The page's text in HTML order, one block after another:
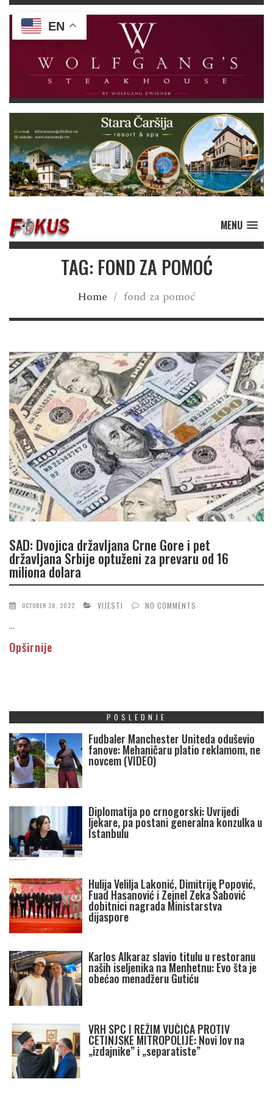
MENU
TAG: FOND ZA POMOĆ
Home / fond za pomoć
SAD: Dvojica državljana Crne Gore i pet
državljana Srbije optuženi za prevaru od 16
miliona dolara
OCTOBER 28, 2022 VIJESTI NO COMMENTS
...
Opširnije
POSLEDNJE
Fudbaler Manchester Uniteda oduševio
fanove: Mehaničaru platio reklamom, ne
novcem (VIDEO)
Diplomatija po crnogorski: Uvrijedi
ljekare, pa postani generalna konzulka u
Istanbulu
Hulija Velilja Lakonić, Dimitrije Popović,
Fuad Hasanović i Zejnel Zeka Šabović
dobitnici nagrada Ministarstva
dijaspore
Karlos Alkaraz slavio titulu u restoranu
naših iseljenika na Menhetnu: Evo šta je
obećao menadžeru Gutiću
VRH SPC I REŽIM VUČIĆA PROTIV
CETINJSKE MITROPOLIJE: Novi lov na
„izdajnike” i „separatiste”
EN